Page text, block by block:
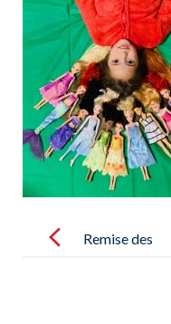
navigationRemise des